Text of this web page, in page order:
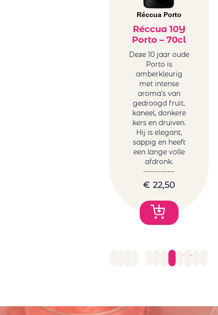
Réccua Porto
Réccua 10Y
Porto – 70cl
Deze 10 jaar oude
Porto is
amberkleurig
met intense
aroma’s van
gedroogd fruit,
kaneel, donkere
kers en druiven.
Hij is elegant,
sappig en heeft
een lange volle
afdronk.
€ 22,50
12 13 14 15 16 17